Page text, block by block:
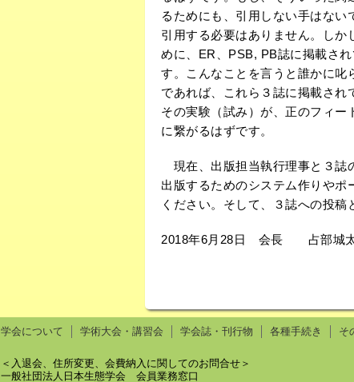
るためにも、引用しない手はな
引用する必要はありません。しか
めに、ER、PSB, PB誌に掲載さ
す。こんなことを言うと誰かに叱
であれば、これら３誌に掲載され
その実験（試み）が、正のフィー
に繋がるはずです。
現在、出版担当執行理事と３誌
出版するためのシステム作りやポ
ください。そして、３誌への投稿
2018年6月28日 会長 占部城
学会について 学術大会・講習会 学会誌・刊行物 各種手続き そ
＜入退会、住所変更、会費納入に関してのお問合せ＞
一般社団法人日本生態学会 会員業務窓口